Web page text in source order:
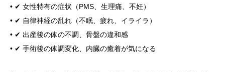
• ✔ 女性特有の症状（PMS、生理痛、不妊）
• ✔ 自律神経の乱れ（不眠、疲れ、イライラ）
• ✔ 出産後の体の不調、骨盤の違和感
• ✔ 手術後の体調変化、内臓の癒着が気になる